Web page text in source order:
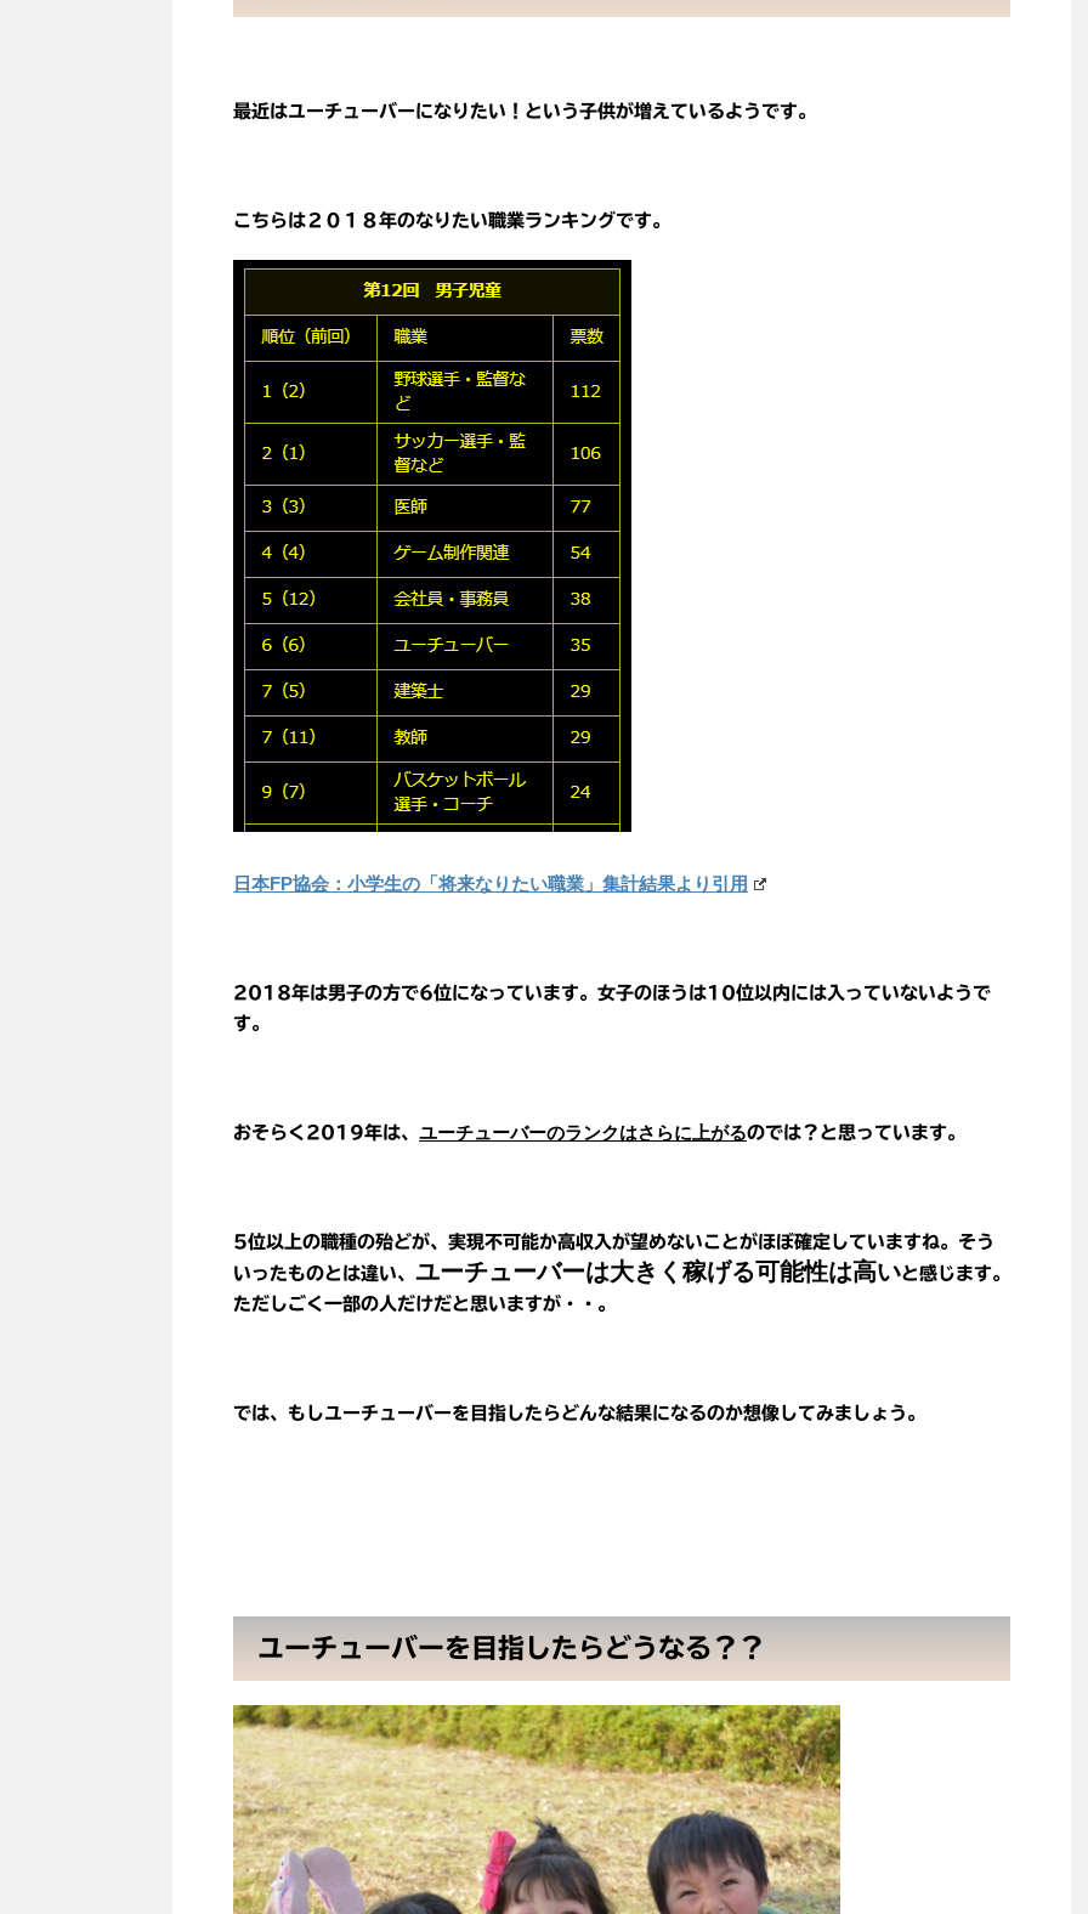
最近はユーチューバーになりたい！という子供が増えているようです。
こちらは２０１８年のなりたい職業ランキングです。
日本FP協会：小学生の「将来なりたい職業」集計結果より引用
2018年は男子の方で6位になっています。女子のほうは10位以内には入っていないようで
す。
おそらく2019年は、 ユーチューバーのランクはさらに上がるのでは？と思っています。
5位以上の職種の殆どが、実現不可能か高収入が望めないことがほぼ確定していますね。そう
いったものとは違い、 ユーチューバーは大きく稼げる可能性は高いと感じます。
ただしごく一部の人だけだと思いますが・・。
では、もしユーチューバーを目指したらどんな結果になるのか想像してみましょう。
ユーチューバーを目指したらどうなる？？